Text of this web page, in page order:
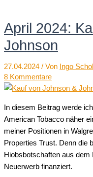
April 2024:
Johnson
27.04.2024 / Von Ingo
8 Kommentare
In diesem Beitrag werde
American Tobacco näher
meiner Positionen in
Properties Trust. Denn die
Hiobsbotschaften aus dem
Neuerwerb finanziert.